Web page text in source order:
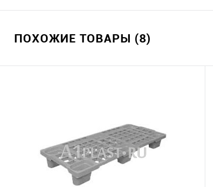
ПОХОЖИЕ ТОВАРЫ (8)